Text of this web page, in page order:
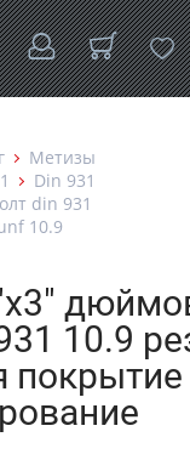
Метизы
Din 931
din 931
10.9
10.9
покрытие